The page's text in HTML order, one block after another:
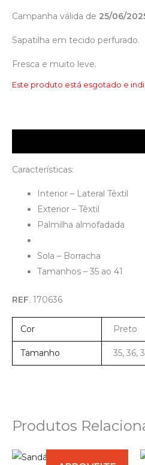
Campanha válida de 25/06/
Sapatilha em tecido perfurado.
Fresca e muito leve.
Este produto está esgotado e
Características:
Interior – Lateral Têxtil
Exterior – Têxtil
Palmilha almofadada
Sola – Borracha
Tamanhos – 35 ao 41
REF. 170636
Cor Preto
Tamanho 35, 36,
Produtos